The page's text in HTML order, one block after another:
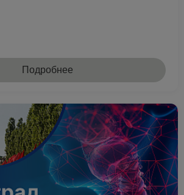
Подробнее